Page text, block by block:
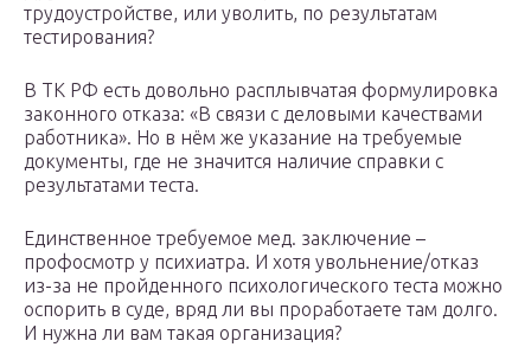
трудоустройстве, или уволить, по результатам
тестирования?
В ТК РФ есть довольно расплывчатая формулировка
законного отказа: «В связи с деловыми качествами
работника». Но в нём же указание на требуемые
документы, где не значится наличие справки с
результатами теста.
Единственное требуемое мед. заключение –
профосмотр у психиатра. И хотя увольнение/отказ
из-за не пройденного психологического теста можно
оспорить в суде, вряд ли вы проработаете там долго.
И нужна ли вам такая организация?